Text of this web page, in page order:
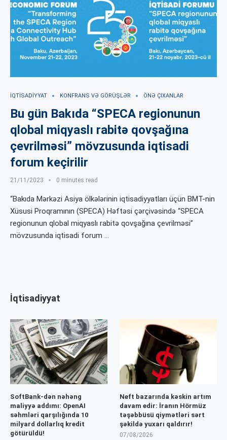
İQTISADIYYAT KONFRANS VƏ GÖRÜŞLƏR ÖNƏ ÇIXANLAR
Bu gün Bakıda “SPECA regionunun
qlobal miqyaslı rabitə qovşağına
çevrilməsi” mövzusunda iqtisadi
forum keçirilir
21/11/2023 0 minutes read
“Bakıda Mərkəzi Asiya ölkələrinin iqtisadiyyatları üçün BMT-nin
Xüsusi Proqramının (SPECA) Həftəsi çərçivəsində “SPECA
regionunun qlobal miqyaslı rabitə qovşağına çevrilməsi”
mövzusunda iqtisadi forum …
İqtisadiyyat
SoftBank-dən nəhəng
maliyyə addımı: OpenAI
səhmləri qarşılığında 10
milyard dollarlıq kredit
götürüldü!
Neft bazarında kəskin artım
davam edir: İranın Hörmüz
təşəbbüsü qiymətləri sərt
şəkildə yuxarı qaldırır!
07/08/2026